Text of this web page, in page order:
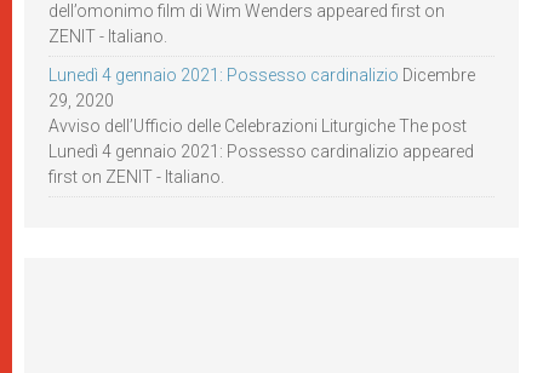
dell’omonimo film di Wim Wenders appeared first on
ZENIT - Italiano.
Lunedì 4 gennaio 2021: Possesso cardinalizio Dicembre
29, 2020
Avviso dell’Ufficio delle Celebrazioni Liturgiche The post
Lunedì 4 gennaio 2021: Possesso cardinalizio appeared
first on ZENIT - Italiano.